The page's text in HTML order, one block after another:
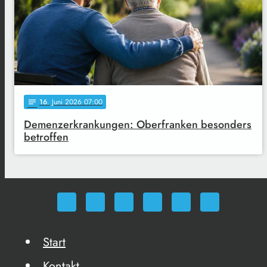
notes 16. Juni 2026 07:00
Demenzerkrankungen: Oberfranken besonders
betroffen
Start